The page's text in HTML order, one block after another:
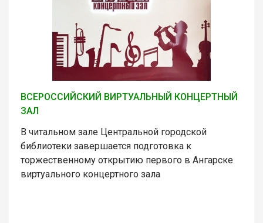
ВСЕРОССИЙСКИЙ ВИРТУАЛЬНЫЙ КОНЦЕРТНЫЙ
ЗАЛ
В читальном зале Центральной городской
библиотеки завершается подготовка к
торжественному открытию первого в Ангарске
виртуального концертного зала